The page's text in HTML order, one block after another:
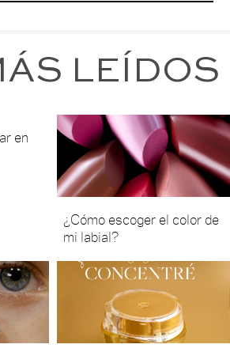
LEÍDOS
en
¿Cómo escoger el color de
mi labial?